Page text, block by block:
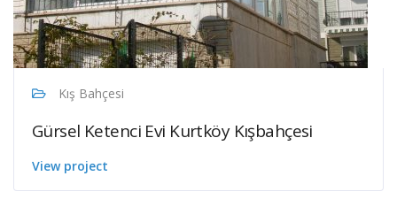
Kış Bahçesi
Gürsel Ketenci Evi Kurtköy Kışbahçesi
View project